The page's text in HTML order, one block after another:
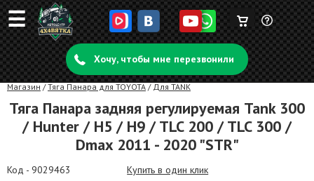
☰ Задать
вопрос
Корзина
пуста
Хочу, чтобы мне перезвонили
Магазин /Тяга Панара для TOYOTA / Для TANK
Тяга Панара задняя регулируемая Tank 300
/ Hunter / H5 / H9 / TLC 200 / TLC 300 /
Dmax 2011 - 2020 "STR"
Код - 9029463
Купить в один клик